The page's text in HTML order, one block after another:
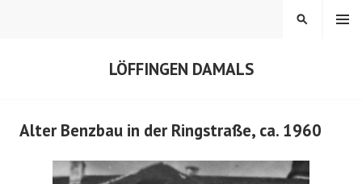
LÖFFINGEN DAMALS
MENÜ
SUCHEN
Alter Benzbau in der Ringstraße, ca. 1960